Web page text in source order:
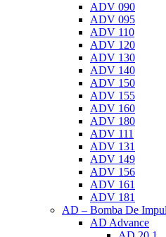
ADV 090
ADV 095
ADV 110
ADV 120
ADV 130
ADV 140
ADV 150
ADV 155
ADV 160
ADV 180
ADV 111
ADV 131
ADV 149
ADV 156
ADV 161
ADV 181
AD – Bomba De
AD Advance